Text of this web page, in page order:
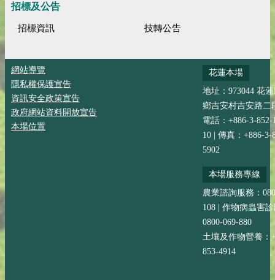
招標及公告
招標資訊 技轉公告
網站導覽
隱私權保護宣告
資訊安全政策宣告
政府網站資料開放宣告
本場位置
花蓮本場
地址：973044 花
鄉吉安村吉安路二
電話：+886-3-852-
10 | 傳真：+886-3-
5902
本場服務專線
農業諮詢服務：
108 | 作物病蟲害
0800-069-880
土壤及作物營養：
853-4914